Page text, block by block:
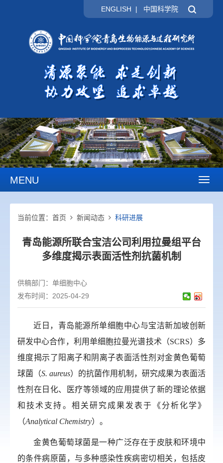
ENGLISH | 中国科学院
MENU
当前位置： 首页 新闻动态 科研进展
青岛能源所联合宝洁公司利用拉曼组平台
多维度揭示表面活性剂抗菌机制
供稿部门： 单细胞中心
发布时间：2025-04-29
近日，青岛能源所单细胞中心与宝洁新加坡创新
研发中心合作，利用单细胞拉曼光谱技术（SCRS）多
维度揭示了阳离子和阴离子表面活性剂对金黄色葡萄
球菌（S. aureus）的抗菌作用机制，研究成果为表面活
性剂在日化、医疗等领域的应用提供了新的理论依据
和技术支持。相关研究成果发表于
《分析化学》
（Analytical Chemistry）。
金黄色葡萄球菌是一种广泛存在于皮肤和环境中
的条件病原菌，与多种感染性疾病密切相关，包括皮